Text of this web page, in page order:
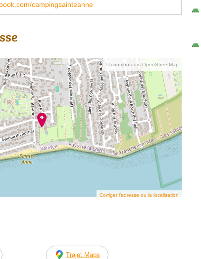
campingsainteanne
© contributeurs OpenStreetMap
Corriger l’adresse ou la localisation
Trajet Maps